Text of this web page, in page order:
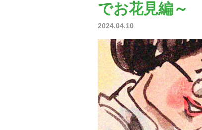
でお花見編～
2024.04.10